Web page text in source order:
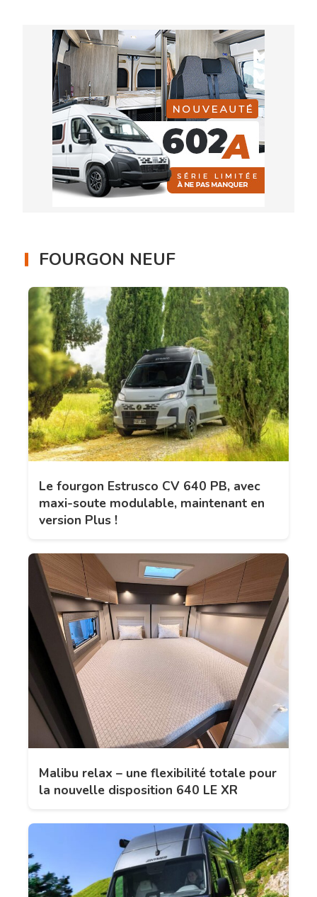
FOURGON NEUF
Le fourgon Estrusco CV 640 PB, avec
maxi-soute modulable, maintenant en
version Plus !
Malibu relax – une flexibilité totale pour
la nouvelle disposition 640 LE XR